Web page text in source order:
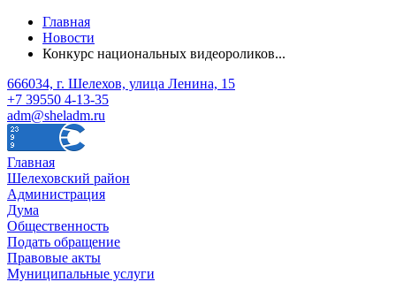
Главная
Новости
Конкурс национальных видеороликов...
666034, г. Шелехов, улица Ленина, 15
+7 39550 4-13-35
adm@sheladm.ru
Главная
Шелеховский район
Администрация
Дума
Общественность
Подать обращение
Правовые акты
Муниципальные услуги